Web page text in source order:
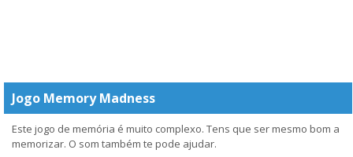
Jogo Memory Madness
Este jogo de memória é muito complexo. Tens que ser mesmo bom a
memorizar. O som também te pode ajudar.